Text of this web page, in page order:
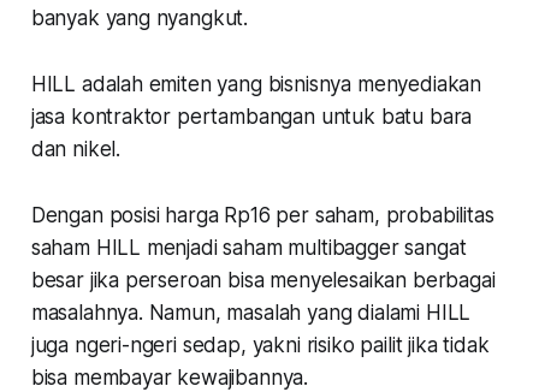
banyak yang nyangkut.
HILL adalah emiten yang bisnisnya menyediakan
jasa kontraktor pertambangan untuk batu bara
dan nikel.
Dengan posisi harga Rp16 per saham, probabilitas
saham HILL menjadi saham multibagger sangat
besar jika perseroan bisa menyelesaikan berbagai
masalahnya. Namun, masalah yang dialami HILL
juga ngeri-ngeri sedap, yakni risiko pailit jika tidak
bisa membayar kewajibannya.